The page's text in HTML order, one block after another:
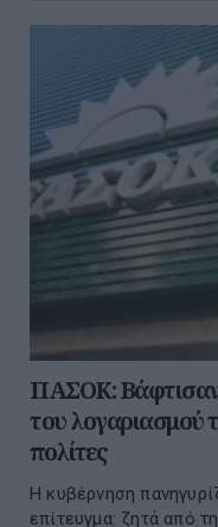
ΠΑΣΟΚ: Βάφτισαν
του λογαριασμού
πολίτες
Η κυβέρνηση
επίτευγμα: ζητά από